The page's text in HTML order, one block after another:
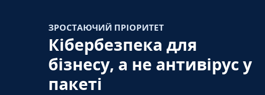
ЗРОСТАЮЧИЙ ПРІОРИТЕТ
Кібербезпека для
бізнесу, а не антивірус у
пакеті